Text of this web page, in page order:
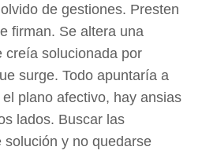
de gestiones. Presten
firman. Se altera una
creía solucionada por
surge. Todo apuntaría a
plano afectivo, hay ansias
lados. Buscar las
solución y no quedarse